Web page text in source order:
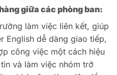
giữa các phòng ban:
làm việc liên kết, giúp
English dễ dàng giao tiếp,
công việc một cách hiệu
và làm việc nhóm trở